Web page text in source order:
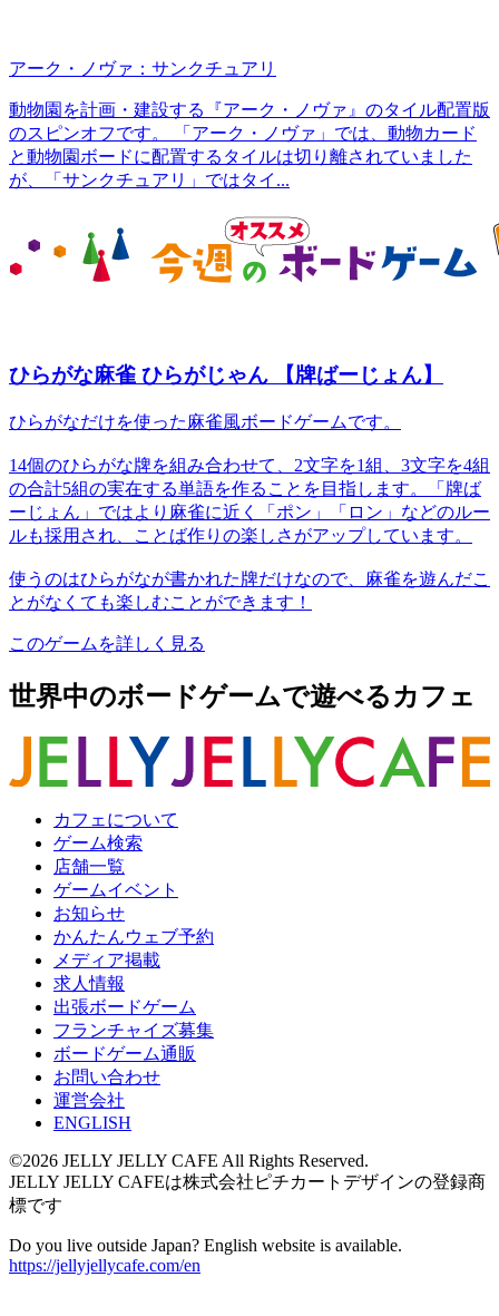
アーク・ノヴァ：サンクチュアリ
動物園を計画・建設する『アーク・ノヴァ』のタイル配置版
のスピンオフです。 「アーク・ノヴァ」では、動物カード
と動物園ボードに配置するタイルは切り離されていました
が、「サンクチュアリ」ではタイ...
ひらがな麻雀 ひらがじゃん 【牌ばーじょん】
ひらがなだけを使った麻雀風ボードゲームです。
14個のひらがな牌を組み合わせて、2文字を1組、3文字を4組
の合計5組の実在する単語を作ることを目指します。「牌ば
ーじょん」ではより麻雀に近く「ポン」「ロン」などのルー
ルも採用され、ことば作りの楽しさがアップしています。
使うのはひらがなが書かれた牌だけなので、麻雀を遊んだこ
とがなくても楽しむことができます！
このゲームを詳しく見る
世界中のボードゲームで遊べるカフェ
カフェについて
ゲーム検索
店舗一覧
ゲームイベント
お知らせ
かんたんウェブ予約
メディア掲載
求人情報
出張ボードゲーム
フランチャイズ募集
ボードゲーム通販
お問い合わせ
運営会社
ENGLISH
©2026 JELLY JELLY CAFE All Rights Reserved.
JELLY JELLY CAFEは株式会社ピチカートデザインの登録商
標です
Do you live outside Japan? English website is available.
https://jellyjellycafe.com/en